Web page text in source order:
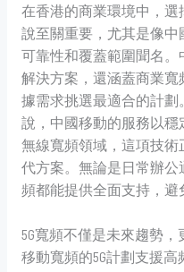
在香港的商業環境中，
說至關重要，尤其是像
可靠性和覆蓋範圍聞名
解決方案，還涵蓋商業
據需求挑選最適合的計
說，中國移動的服務以穩
無線寬頻領域，這項技
代方案。無論是日常辦
頻都能提供全面支持，避
5G寬頻不僅是未來趨勢
移動寬頻的5G計劃支援